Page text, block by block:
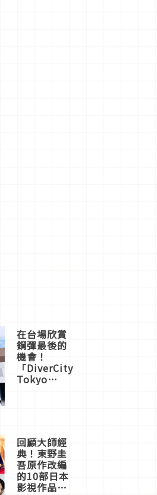
在台場欣賞
鋼彈最後的
機會！
「DiverCity
Tokyo
體驗
回顧大師經
典！東野圭
吾原作改編
的10部日本
影視作品推